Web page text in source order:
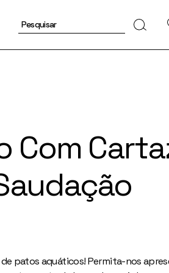
Pesquisar
por:
Com
de patos aquáticos! Permita-nos